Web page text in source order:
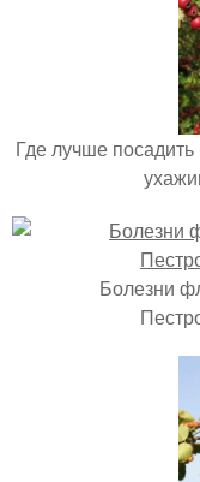
Где лучше
Болезни